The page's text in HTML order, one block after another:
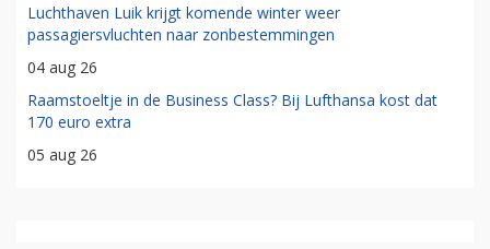
Luchthaven Luik krijgt komende winter weer
passagiersvluchten naar zonbestemmingen
04 aug 26
Raamstoeltje in de Business Class? Bij Lufthansa kost dat
170 euro extra
05 aug 26